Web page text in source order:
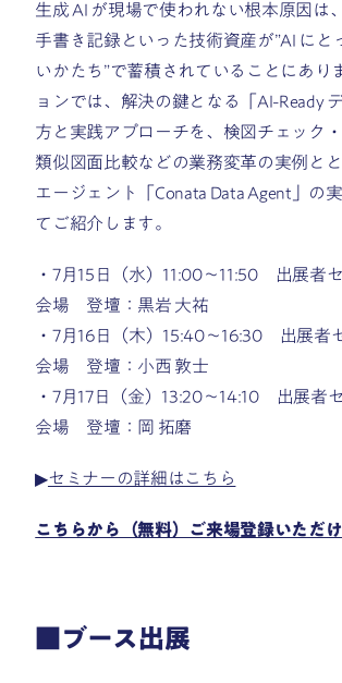
生成 AI が現場で使われない根本原因は
手書き記録といった技術資産が”AI にと
いかたち”で蓄積されていることにあり
ョンでは、解決の鍵となる「AI-Ready
方と実践アプローチを、検図チェック
類似図面比較などの業務変革の実例と
エージェント「Conata Data Agent」の
てご紹介します。
・7月15日（水）11:00〜11:50 出展者セ
会場 登壇：黒岩 大祐
・7月16日（木）15:40〜16:30 出展者
会場 登壇：小西 敦士
・7月17日（金）13:20〜14:10 出展者
会場 登壇：岡 拓磨
▶︎セミナーの詳細はこちら
こちらから（無料）ご来場登録いただ
■ブース出展